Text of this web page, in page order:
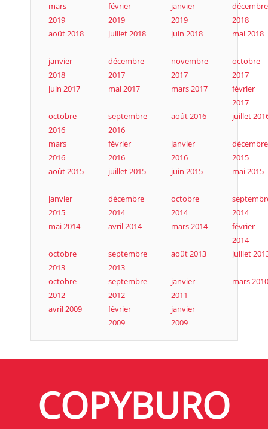
mars
2019
février
2019
janvier
2019
décembre
2018
août 2018
juillet 2018 juin 2018 mai 2018
janvier
2018
décembre
2017
novembre
2017
octobre
2017
juin 2017
mai 2017 mars 2017
février
2017
octobre
2016
septembre
2016
août 2016 juillet
mars
2016
février
2016
janvier
2016
décembre
2015
août 2015
juillet 2015 juin 2015 mai 2015
janvier
2015
décembre
2014
octobre
2014
2014
mai 2014
avril 2014 mars 2014
février
2014
octobre
2013
septembre
2013
août 2013 juillet
octobre
2012
septembre
2012
janvier
2011
mars 2010
avril 2009
février
2009
janvier
2009
COPYBURO